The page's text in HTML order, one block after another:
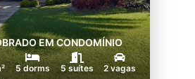
EM CONDOMÍNIO
5 dorms 5 suítes 2 vagas